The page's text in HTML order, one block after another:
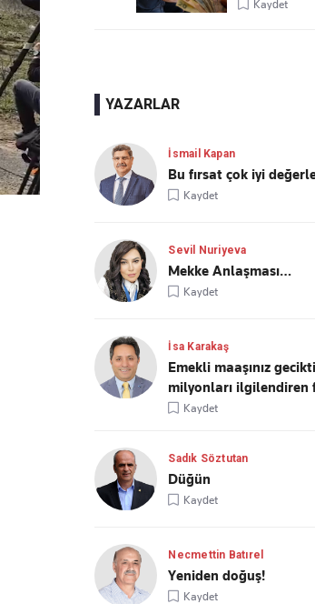
Kaydet
YAZARLAR
İsmail Kapan
Bu fırsat çok iyi
Kaydet
Sevil Nuriyeva
Mekke Anlaşması…
Kaydet
İsa Karakaş
Emekli maaşınız
milyonları ilgilendiren
Kaydet
Sadık Söztutan
Düğün
Kaydet
Necmettin Batırel
Yeniden doğuş!
Kaydet